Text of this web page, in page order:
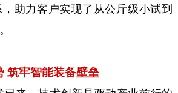
助力客户实现了从公斤级小试到
筑牢智能装备壁垒